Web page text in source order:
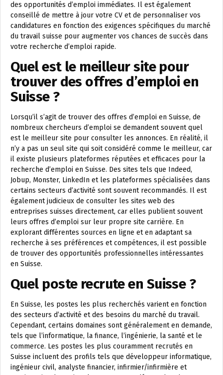
des opportunités d’emploi immédiates. Il est également
conseillé de mettre à jour votre CV et de personnaliser vos
candidatures en fonction des exigences spécifiques du marché
du travail suisse pour augmenter vos chances de succès dans
votre recherche d’emploi rapide.
Quel est le meilleur site pour
trouver des offres d’emploi en
Suisse ?
Lorsqu’il s’agit de trouver des offres d’emploi en Suisse, de
nombreux chercheurs d’emploi se demandent souvent quel
est le meilleur site pour consulter les annonces. En réalité, il
n’y a pas un seul site qui soit considéré comme le meilleur, car
il existe plusieurs plateformes réputées et efficaces pour la
recherche d’emploi en Suisse. Des sites tels que Indeed,
Jobup, Monster, LinkedIn et les plateformes spécialisées dans
certains secteurs d’activité sont souvent recommandés. Il est
également judicieux de consulter les sites web des
entreprises suisses directement, car elles publient souvent
leurs offres d’emploi sur leur propre site carrière. En
explorant différentes sources en ligne et en adaptant sa
recherche à ses préférences et compétences, il est possible
de trouver des opportunités professionnelles intéressantes
en Suisse.
Quel poste recrute en Suisse ?
En Suisse, les postes les plus recherchés varient en fonction
des secteurs d’activité et des besoins du marché du travail.
Cependant, certains domaines sont généralement en demande,
tels que l’informatique, la finance, l’ingénierie, la santé et le
commerce. Les postes les plus couramment recrutés en
Suisse incluent des profils tels que développeur informatique,
ingénieur civil, analyste financier, infirmier/infirmière et